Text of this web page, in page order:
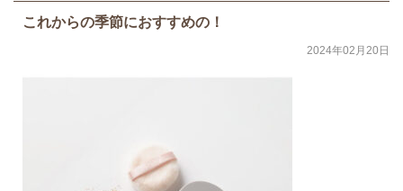
これからの季節におすすめの！
2024年02月20日